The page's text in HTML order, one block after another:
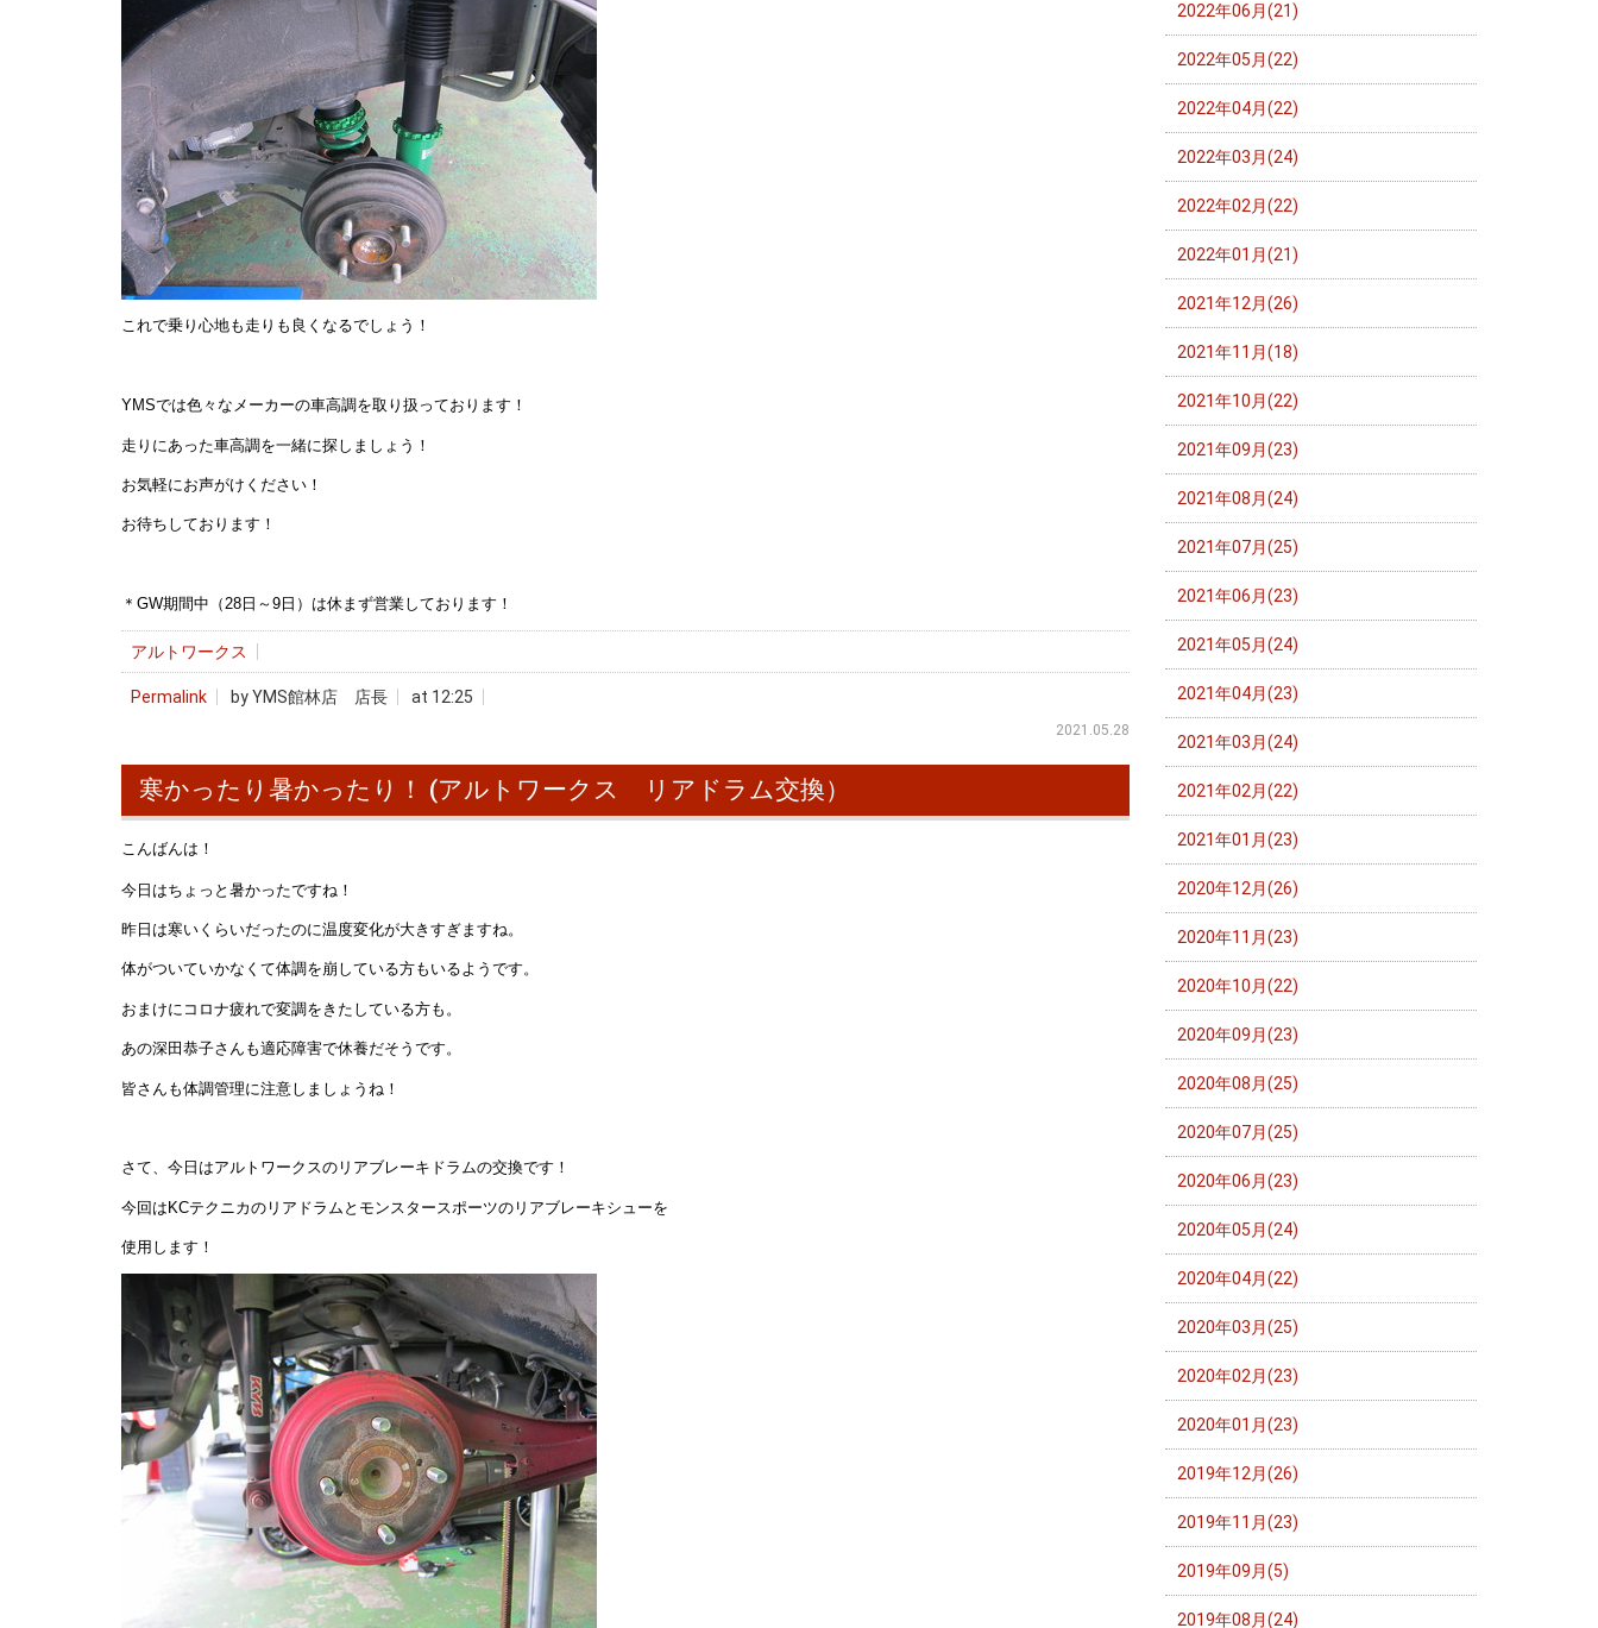
これで乗り心地も走りも良くなるでしょう！
YMSでは色々なメーカーの車高調を取り扱っております！
走りにあった車高調を一緒に探しましょう！
お気軽にお声がけください！
お待ちしております！
＊GW期間中（28日～9日）は休まず営業しております！
アルトワークス
Permalink by YMS館林店 店長 at 12:25
2021.05.28
寒かったり暑かったり！ (アルトワークス リアドラム交換）
こんばんは！
今日はちょっと暑かったですね！
昨日は寒いくらいだったのに温度変化が大きすぎますね。
体がついていかなくて体調を崩している方もいるようです。
おまけにコロナ疲れで変調をきたしている方も。
あの深田恭子さんも適応障害で休養だそうです。
皆さんも体調管理に注意しましょうね！
さて、今日はアルトワークスのリアブレーキドラムの交換です！
今回はKCテクニカのリアドラムとモンスタースポーツのリアブレーキシューを
使用します！
2022年06月(21)
2022年05月(22)
2022年04月(22)
2022年03月(24)
2022年02月(22)
2022年01月(21)
2021年12月(26)
2021年11月(18)
2021年10月(22)
2021年09月(23)
2021年08月(24)
2021年07月(25)
2021年06月(23)
2021年05月(24)
2021年04月(23)
2021年03月(24)
2021年02月(22)
2021年01月(23)
2020年12月(26)
2020年11月(23)
2020年10月(22)
2020年09月(23)
2020年08月(25)
2020年07月(25)
2020年06月(23)
2020年05月(24)
2020年04月(22)
2020年03月(25)
2020年02月(23)
2020年01月(23)
2019年12月(26)
2019年11月(23)
2019年09月(5)
2019年08月(24)